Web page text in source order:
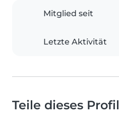
Mitglied seit
Letzte Aktivität
Teile dieses Profil